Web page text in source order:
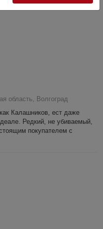
область, Волгоград
Калашников, ест даже
Редкий, не убиваемый,
покупателем с